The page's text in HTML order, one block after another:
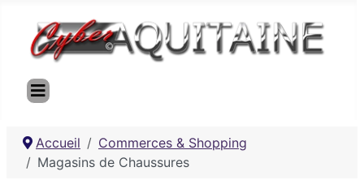
Accueil
Commerces & Shopping
Magasins de Chaussures